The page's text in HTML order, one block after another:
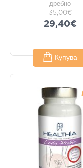
дребно
35,00€
29,40€
Купува